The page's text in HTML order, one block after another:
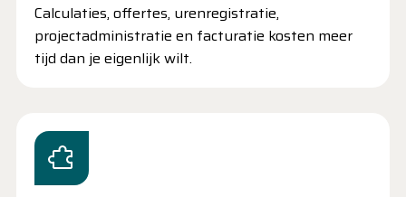
Calculaties, offertes, urenregistratie,
projectadministratie en facturatie kosten meer
tijd dan je eigenlijk wilt.